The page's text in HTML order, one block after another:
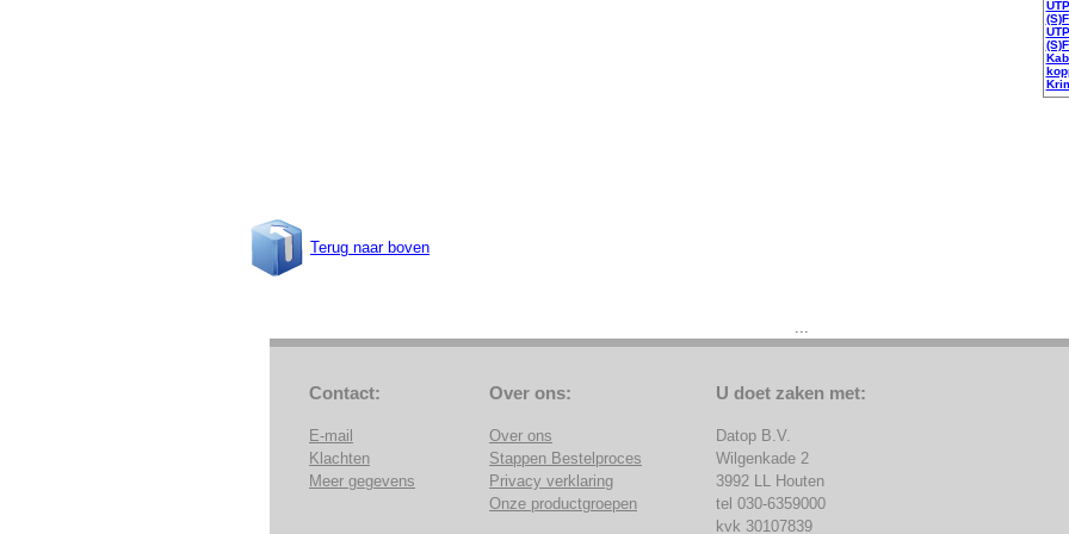
Terug naar boven
Contact:
E-mail
Klachten
Meer gegevens
Over ons:
Over ons
Stappen Bestelproces
Privacy verklaring
Onze productgroepen
U doet zaken met:
Datop B.V.
Wilgenkade 2
3992 LL Houten
tel 030-6359000
kvk 30107839